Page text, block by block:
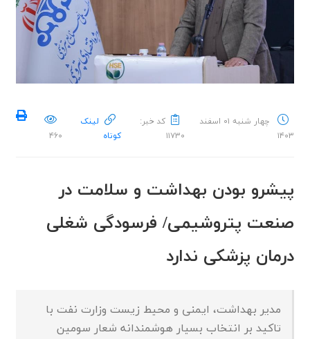
چهار شنبه ۰۱ اسفند
۱۴۰۳
کد خبر:
۱۱۷۳۰
لینک
کوتاه
۴۶۰
پیشرو بودن بهداشت و سلامت در
صنعت پتروشیمی/ فرسودگی شغلی
درمان پزشکی ندارد
مدیر بهداشت، ایمنی و محیط‌ زیست وزارت نفت با
تاکید بر انتخاب بسیار هوشمندانه شعار سومین